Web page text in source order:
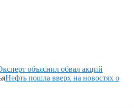
объяснил обвал акций
Нефть пошла вверх на новостях о